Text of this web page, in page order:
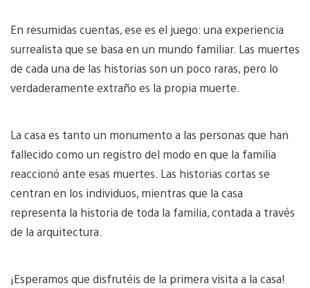
En resumidas cuentas, ese es el juego: una experiencia
surrealista que se basa en un mundo familiar. Las muertes
de cada una de las historias son un poco raras, pero lo
verdaderamente extraño es la propia muerte.
La casa es tanto un monumento a las personas que han
fallecido como un registro del modo en que la familia
reaccionó ante esas muertes. Las historias cortas se
centran en los individuos, mientras que la casa
representa la historia de toda la familia, contada a través
de la arquitectura.
¡Esperamos que disfrutéis de la primera visita a la casa!